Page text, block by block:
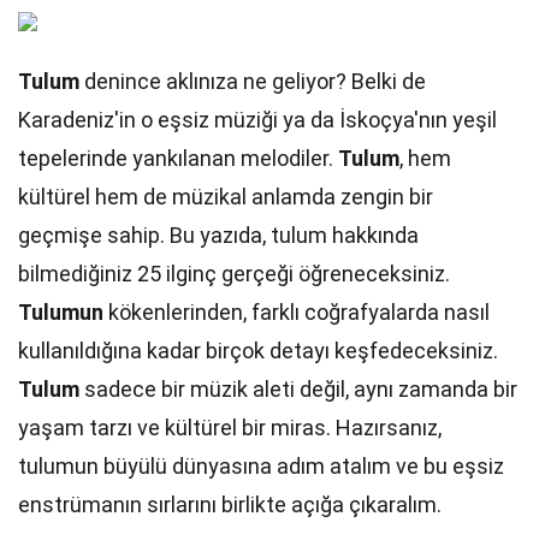
Tulum denince aklınıza ne geliyor? Belki de
Karadeniz'in o eşsiz müziği ya da İskoçya'nın yeşil
tepelerinde yankılanan melodiler. Tulum, hem
kültürel hem de müzikal anlamda zengin bir
geçmişe sahip. Bu yazıda, tulum hakkında
bilmediğiniz 25 ilginç gerçeği öğreneceksiniz.
Tulumun kökenlerinden, farklı coğrafyalarda nasıl
kullanıldığına kadar birçok detayı keşfedeceksiniz.
Tulum sadece bir müzik aleti değil, aynı zamanda bir
yaşam tarzı ve kültürel bir miras. Hazırsanız,
tulumun büyülü dünyasına adım atalım ve bu eşsiz
enstrümanın sırlarını birlikte açığa çıkaralım.